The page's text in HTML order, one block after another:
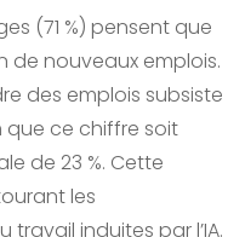
(71 %) pensent que
de nouveaux emplois.
des emplois subsiste
que ce chiffre soit
de 23 %. Cette
les
induites par l’IA.